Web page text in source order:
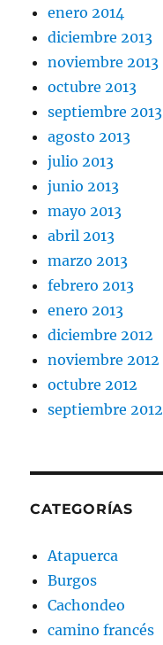
enero 2014
diciembre 2013
noviembre 2013
octubre 2013
septiembre 2013
agosto 2013
julio 2013
junio 2013
mayo 2013
abril 2013
marzo 2013
febrero 2013
enero 2013
diciembre 2012
noviembre 2012
octubre 2012
septiembre 2012
CATEGORÍAS
Atapuerca
Burgos
Cachondeo
camino francés